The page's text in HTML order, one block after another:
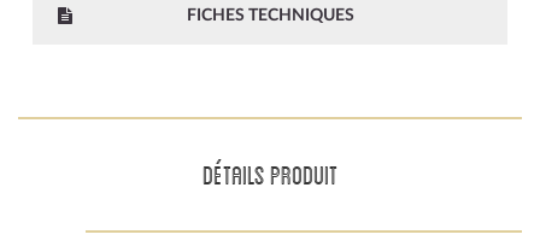
FICHES TECHNIQUES
DÉTAILS PRODUIT